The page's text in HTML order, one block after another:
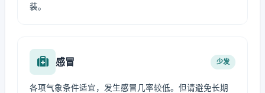
装。
感冒 少发
各项气象条件适宜，发生感冒几率较低。但请避免长期